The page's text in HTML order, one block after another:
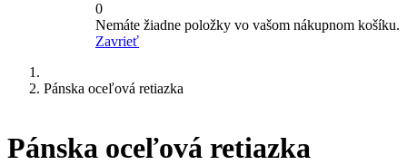
0
Nemáte žiadne položky vo vašom nákupnom košíku.
Zavrieť
Pánska oceľová retiazka
Pánska oceľová retiazka